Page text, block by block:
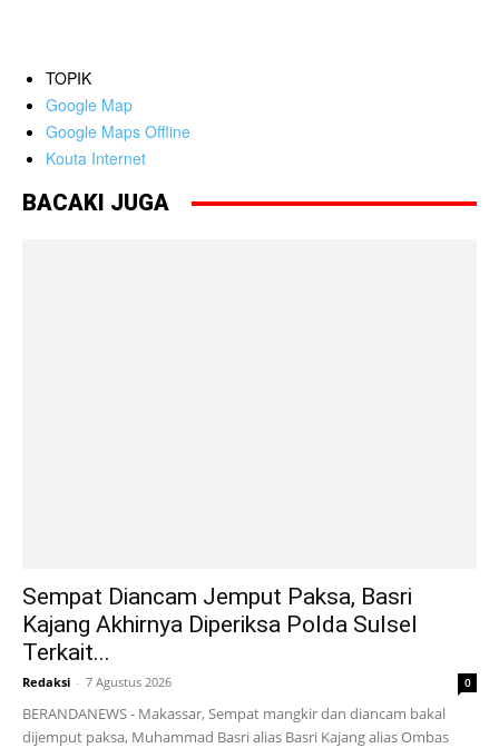
TOPIK
Google Map
Google Maps Offline
Kouta Internet
BACAKI JUGA
Sempat Diancam Jemput Paksa, Basri
Kajang Akhirnya Diperiksa Polda Sulsel
Terkait...
Redaksi - 7 Agustus 2026 0
BERANDANEWS - Makassar, Sempat mangkir dan diancam bakal
dijemput paksa, Muhammad Basri alias Basri Kajang alias Ombas